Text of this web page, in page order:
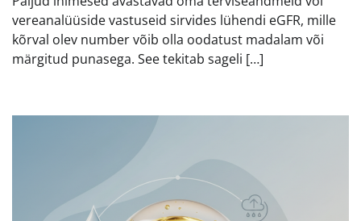
vereanalüüside vastuseid sirvides lühendi eGFR, mille
kõrval olev number võib olla oodatust madalam või
märgitud punasega. See tekitab sageli […]